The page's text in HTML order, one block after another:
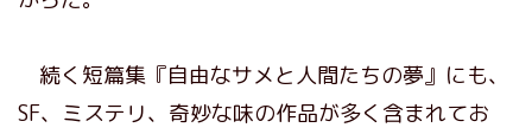
続く短篇集『自由なサメと人間たちの夢』にも、
SF、ミステリ、奇妙な味の作品が多く含まれてお